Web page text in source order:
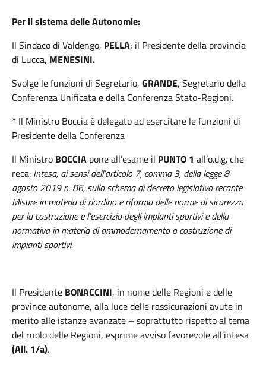
Per il sistema delle Autonomie:
Il Sindaco di Valdengo, PELLA; il Presidente della provincia
di Lucca, MENESINI.
Svolge le funzioni di Segretario, GRANDE, Segretario della
Conferenza Unificata e della Conferenza Stato-Regioni.
* Il Ministro Boccia è delegato ad esercitare le funzioni di
Presidente della Conferenza
Il Ministro BOCCIA pone all’esame il PUNTO 1 all’o.d.g. che
reca: Intesa, ai sensi dell’articolo 7, comma 3, della legge 8
agosto 2019 n. 86, sullo schema di decreto legislativo recante
Misure in materia di riordino e riforma delle norme di sicurezza
per la costruzione e l’esercizio degli impianti sportivi e della
normativa in materia di ammodernamento o costruzione di
impianti sportivi.
Il Presidente BONACCINI, in nome delle Regioni e delle
province autonome, alla luce delle rassicurazioni avute in
merito alle istanze avanzate – soprattutto rispetto al tema
del ruolo delle Regioni, esprime avviso favorevole all’intesa
(All. 1/a).